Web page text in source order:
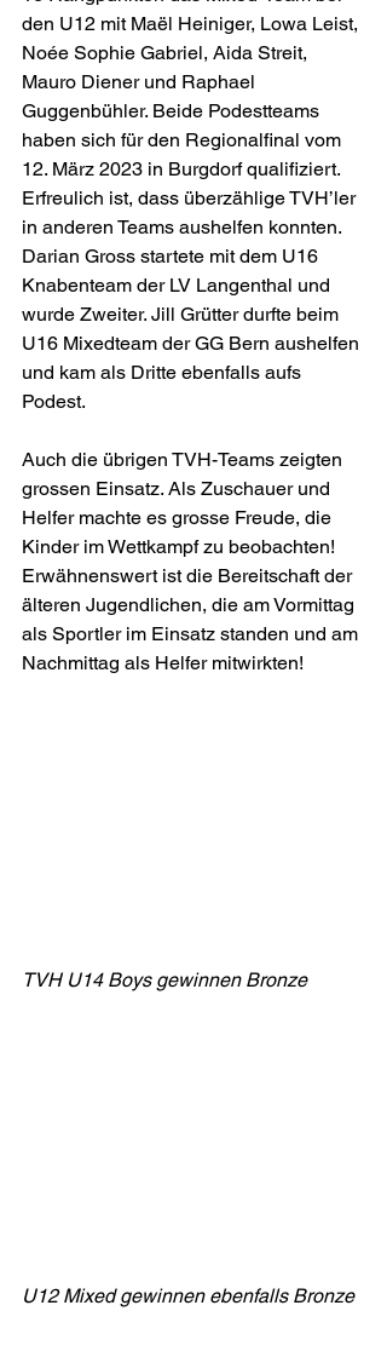
den U12 mit Maël Heiniger, Lowa Leist,
Noée Sophie Gabriel, Aida Streit,
Mauro Diener und Raphael
Guggenbühler. Beide Podestteams
haben sich für den Regionalfinal vom
12. März 2023 in Burgdorf qualifiziert.
Erfreulich ist, dass überzählige TVH’ler
in anderen Teams aushelfen konnten.
Darian Gross startete mit dem U16
Knabenteam der LV Langenthal und
wurde Zweiter. Jill Grütter durfte beim
U16 Mixedteam der GG Bern aushelfen
und kam als Dritte ebenfalls aufs
Podest.
Auch die übrigen TVH-Teams zeigten
grossen Einsatz. Als Zuschauer und
Helfer machte es grosse Freude, die
Kinder im Wettkampf zu beobachten!
Erwähnenswert ist die Bereitschaft der
älteren Jugendlichen, die am Vormittag
als Sportler im Einsatz standen und am
Nachmittag als Helfer mitwirkten!
TVH U14 Boys gewinnen Bronze
U12 Mixed gewinnen ebenfalls Bronze